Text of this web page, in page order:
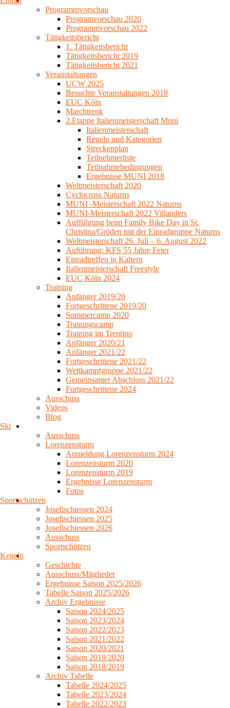
Programmvorschau
Programvorschau 2020
Programmvorschau 2022
Tätigkeitsbericht
1. Tätigkeitsbericht
Tätigkeitsbericht 2019
Tätigkeitsbericht 2021
Veranstaltungen
UCW 2025
Besuchte Veranstaltungen 2018
EUC Köln
Marchtrenk
2.Etappe Italienmeisterschaft Muni
Italienmeisterschaft
Regeln und Kategorien
Streckenplan
Teilnehmerliste
Teilnahmebedingungen
Ergebnisse MUNI 2018
Weltmeisterschaft 2020
Cyclocross Naturns
MUNI -Meisterschaft 2022 Naturns
MUNI-Meisterschaft 2022 Villanders
Aufführung beim Family Bike Day in St.
Christina/Gröden mit der Einradgruppe Naturns
Weltmeisterschaft 26. Juli – 6. August 2022
Auführung: KFS 55 Jahre Feier
Einradtreffen in Kaltern
Italienmeisterschaft Freestyle
EUC Köln 2024
Training
Anfänger 2019/20
Fortgeschrittene 2019/20
Sommercamp 2020
Trainingscamp
Training im Trentino
Anfänger 2020/21
Anfänger 2021/22
Fortgeschrittene 2021/22
Wettkampfgruppe 2021/22
Gemeinsamer Abschluss 2021/22
Fortgeschrittene 2024
Ausschuss
Videos
Blog
Ski
Ausschuss
Lorenzensturm
Anmeldung Lorenzensturm 2024
Lorenzensturm 2020
Lorenzensturm 2019
Ergebnisse Lorenzensturm
Fotos
Sportschützen
Josefischiessen 2024
Josefischiessen 2025
Josefischiessen 2026
Ausschuss
Sportschützen
Kegeln
Geschichte
Ausschuss/Mitglieder
Ergebnisse Saison 2025/2026
Tabelle Saison 2025/2026
Archiv Ergebnisse
Saison 2024/2025
Saison 2023/2024
Saison 2022/2023
Saison 2021/2022
Saison 2020/2021
Saison 2019/2020
Saison 2018/2019
Archiv Tabelle
Tabelle 2024/2025
Tabelle 2023/2024
Tabelle 2022/2023